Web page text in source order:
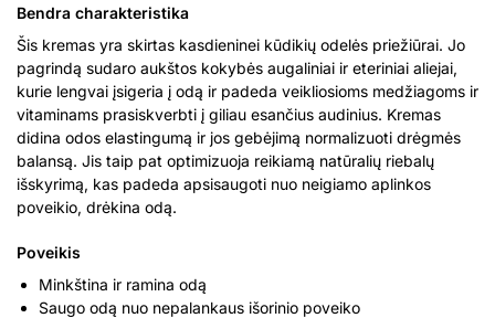
Bendra charakteristika
Šis kremas yra skirtas kasdieninei kūdikių odelės priežiūrai. Jo
pagrindą sudaro aukštos kokybės augaliniai ir eteriniai aliejai,
kurie lengvai įsigeria į odą ir padeda veikliosioms medžiagoms ir
vitaminams prasiskverbti į giliau esančius audinius. Kremas
didina odos elastingumą ir jos gebėjimą normalizuoti drėgmės
balansą. Jis taip pat optimizuoja reikiamą natūralių riebalų
išskyrimą, kas padeda apsisaugoti nuo neigiamo aplinkos
poveikio, drėkina odą.
Poveikis
Minkština ir ramina odą
Saugo odą nuo nepalankaus išorinio poveiko